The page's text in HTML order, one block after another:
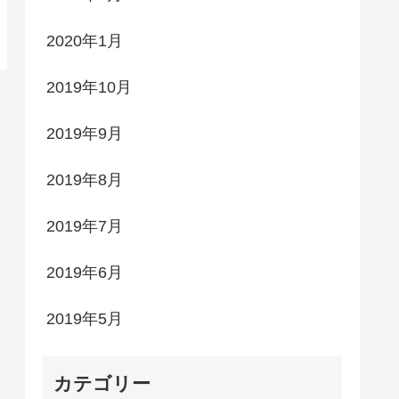
2020年1月
2019年10月
2019年9月
2019年8月
2019年7月
2019年6月
2019年5月
カテゴリー